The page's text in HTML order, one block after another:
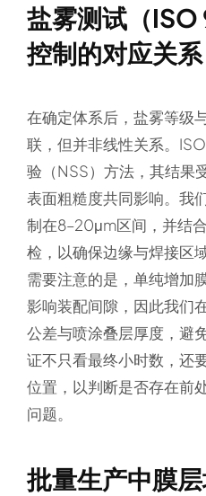
盐雾测试（
控制的对应关系
在确定体系后，盐雾等级
联，但并非线性关系。
验（NSS）方法，其结果
表面粗糙度共同影响。我
制在8–20μm区间，并结
检，以确保边缘与焊接区
需要注意的是，单纯增加
影响装配间隙，因此我们
公差与喷涂叠层厚度，避
证不只看最终小时数，还
位置，以判断是否存在前
问题。
批量生产中膜